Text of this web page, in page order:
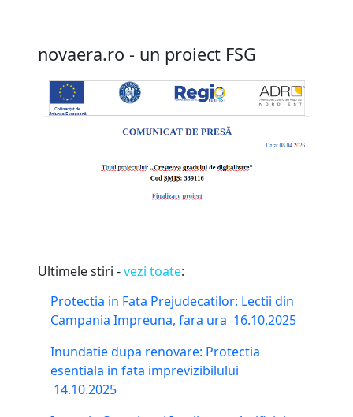
novaera.ro - un proiect FSG
Ultimele stiri -vezi toate:
Protectia in Fata Prejudecatilor: Lectii din
Campania Impreuna, fara ura 16.10.2025
Inundatie dupa renovare: Protectia
esentiala in fata imprevizibilului
14.10.2025